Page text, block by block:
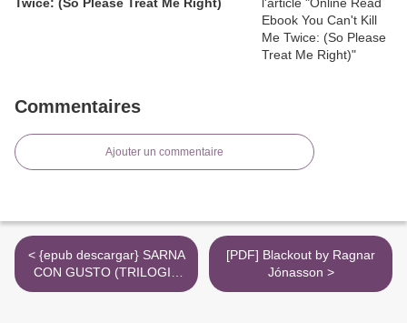
Commentaires
Ajouter un commentaire
< {epub descargar} SARNA
CON GUSTO (TRILOGIA
REFRANES, CANCIONES Y
[PDF] Blackout by Ragnar
Jónasson >